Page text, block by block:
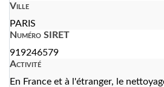
Ville
PARIS
Numéro SIRET
919246579
Activité
En France et à l'étranger, le